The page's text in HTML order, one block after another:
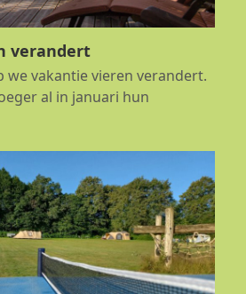
verandert
we vakantie vieren verandert.
al in januari hun